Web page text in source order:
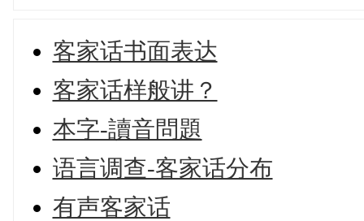
客家话书面表达
客家话样般讲？
本字-讀音問題
语言调查-客家话分布
有声客家话